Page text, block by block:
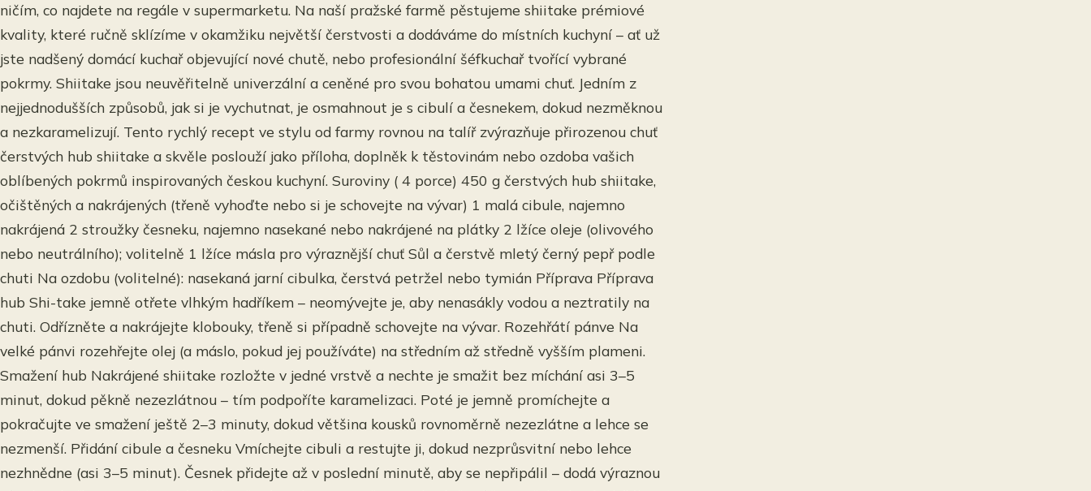
ničím, co najdete na regále v supermarketu. Na naší pražské farmě pěstujeme shiitake prémiové
kvality, které ručně sklízíme v okamžiku největší čerstvosti a dodáváme do místních kuchyní – ať už
jste nadšený domácí kuchař objevující nové chutě, nebo profesionální šéfkuchař tvořící vybrané
pokrmy. Shiitake jsou neuvěřitelně univerzální a ceněné pro svou bohatou umami chuť. Jedním z
nejjednodušších způsobů, jak si je vychutnat, je osmahnout je s cibulí a česnekem, dokud nezměknou
a nezkaramelizují. Tento rychlý recept ve stylu od farmy rovnou na talíř zvýrazňuje přirozenou chuť
čerstvých hub shiitake a skvěle poslouží jako příloha, doplněk k těstovinám nebo ozdoba vašich
oblíbených pokrmů inspirovaných českou kuchyní. Suroviny ( 4 porce) 450 g čerstvých hub shiitake,
očištěných a nakrájených (třeně vyhoďte nebo si je schovejte na vývar) 1 malá cibule, najemno
nakrájená 2 stroužky česneku, najemno nasekané nebo nakrájené na plátky 2 lžíce oleje (olivového
nebo neutrálního); volitelně 1 lžíce másla pro výraznější chuť Sůl a čerstvě mletý černý pepř podle
chuti Na ozdobu (volitelné): nasekaná jarní cibulka, čerstvá petržel nebo tymián Příprava Příprava
hub Shi-take jemně otřete vlhkým hadříkem – neomývejte je, aby nenasákly vodou a neztratily na
chuti. Odřízněte a nakrájejte klobouky, třeně si případně schovejte na vývar. Rozehřátí pánve Na
velké pánvi rozehřejte olej (a máslo, pokud jej používáte) na středním až středně vyšším plameni.
Smažení hub Nakrájené shiitake rozložte v jedné vrstvě a nechte je smažit bez míchání asi 3–5
minut, dokud pěkně nezezlátnou – tím podpoříte karamelizaci. Poté je jemně promíchejte a
pokračujte ve smažení ještě 2–3 minuty, dokud většina kousků rovnoměrně nezezlátne a lehce se
nezmenší. Přidání cibule a česneku Vmíchejte cibuli a restujte ji, dokud nezprůsvitní nebo lehce
nezhnědne (asi 3–5 minut). Česnek přidejte až v poslední minutě, aby se nepřipálil – dodá výraznou